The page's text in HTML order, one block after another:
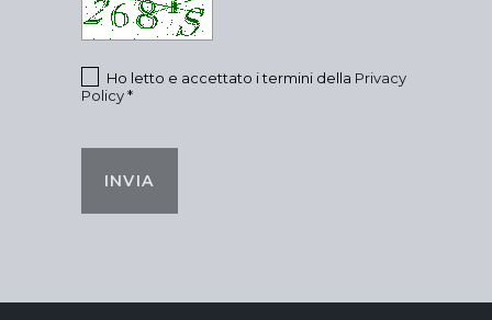
Ho letto e accettato i termini della Privacy
Policy*
INVIA